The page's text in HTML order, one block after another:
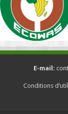
E-mail:
Conditions